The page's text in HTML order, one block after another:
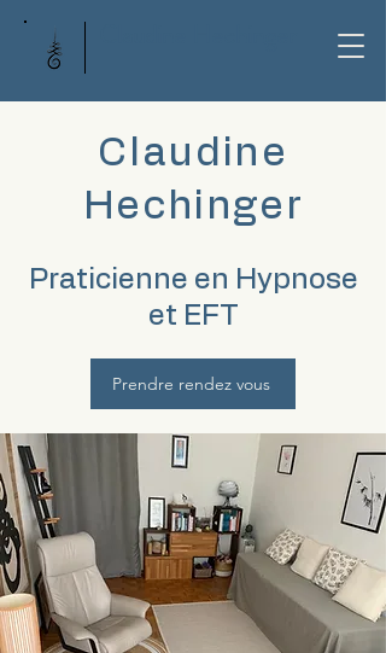
Claudine
Hechinger
Praticienne en Hypnose
et EFT
Prendre rendez vous